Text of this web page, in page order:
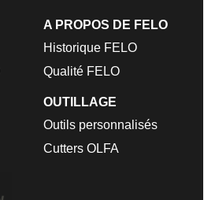
A PROPOS DE FELO
Historique FELO
Qualité FELO
OUTILLAGE
Outils personnalisés
Cutters OLFA